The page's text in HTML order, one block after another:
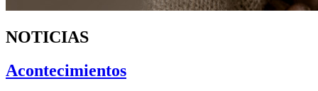
NOTICIAS
Acontecimientos